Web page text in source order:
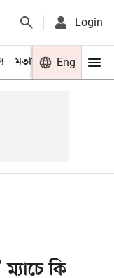
Login
মতামত খেলা
Eng
কি